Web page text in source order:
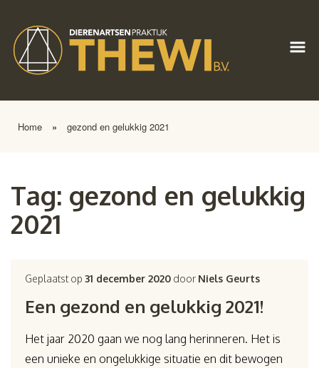
Home » gezond en gelukkig 2021
Tag: gezond en gelukkig
2021
Geplaatst op31 december 2020 door Niels Geurts
Een gezond en gelukkig 2021!
Het jaar 2020 gaan we nog lang herinneren. Het is
een unieke en ongelukkige situatie en dit bewogen